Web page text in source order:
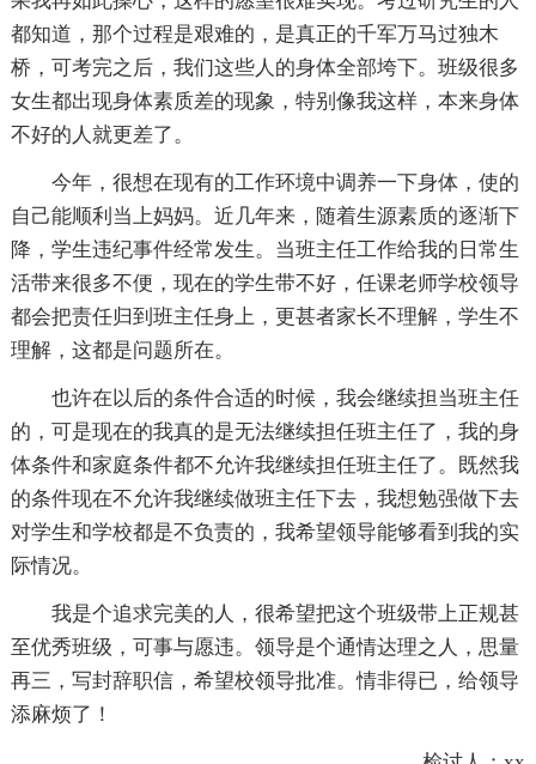
都知道，那个过程是艰难的，是真正的千军万马过独木
桥，可考完之后，我们这些人的身体全部垮下。班级很多
女生都出现身体素质差的现象，特别像我这样，本来身体
不好的人就更差了。
今年，很想在现有的工作环境中调养一下身体，使的
自己能顺利当上妈妈。近几年来，随着生源素质的逐渐下
降，学生违纪事件经常发生。当班主任工作给我的日常生
活带来很多不便，现在的学生带不好，任课老师学校领导
都会把责任归到班主任身上，更甚者家长不理解，学生不
理解，这都是问题所在。
也许在以后的条件合适的时候，我会继续担当班主任
的，可是现在的我真的是无法继续担任班主任了，我的身
体条件和家庭条件都不允许我继续担任班主任了。既然我
的条件现在不允许我继续做班主任下去，我想勉强做下去
对学生和学校都是不负责的，我希望领导能够看到我的实
际情况。
我是个追求完美的人，很希望把这个班级带上正规甚
至优秀班级，可事与愿违。领导是个通情达理之人，思量
再三，写封辞职信，希望校领导批准。情非得已，给领导
添麻烦了！